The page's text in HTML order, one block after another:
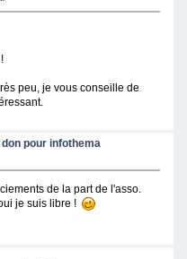
!
peu, je vous conseille de
don pour infothema
de la part de l'asso.
je suis libre !